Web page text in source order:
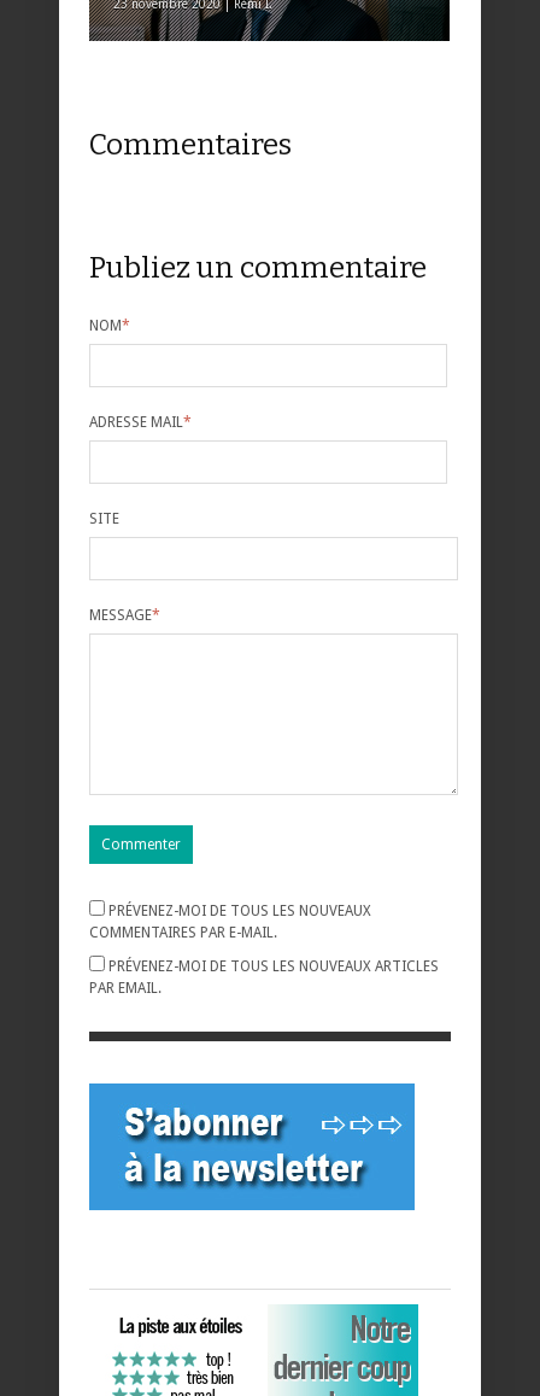
23 novembre 2020 | Rémi I.
Commentaires
Publiez un commentaire
NOM*
ADRESSE MAIL *
SITE
MESSAGE*
PRÉVENEZ-MOI DE TOUS LES NOUVEAUX
COMMENTAIRES PAR E-MAIL.
PRÉVENEZ-MOI DE TOUS LES NOUVEAUX ARTICLES
PAR EMAIL.